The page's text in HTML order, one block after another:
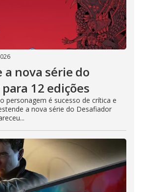
a nova série do
12 edições
personagem é sucesso de crítica e
a nova série do Desafiador